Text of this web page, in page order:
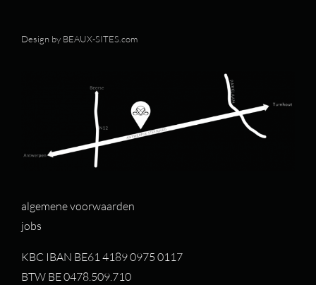
Design by BEAUX-SITES.com
algemene voorwaarden
jobs
KBC IBAN BE61 4189 0975 0117
BTW BE 0478.509.710